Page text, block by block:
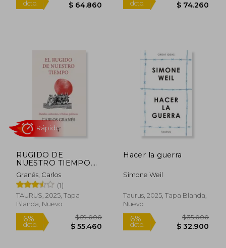
Rápido
RUGIDO DE
NUESTRO TIEMPO,
EL
Granés, Carlos
(1)
TAURUS, 2025, Tapa
Blanda, Nuevo
Hacer la guerra
Simone Weil
Taurus, 2025, Tapa Blanda,
Nuevo